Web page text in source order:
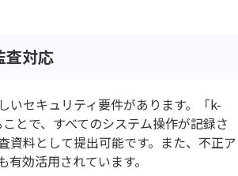
査対応
いセキュリティ要件があります。「k-
とで、すべてのシステム操作が記録さ
資料として提出可能です。また、不正ア
有効活用されています。